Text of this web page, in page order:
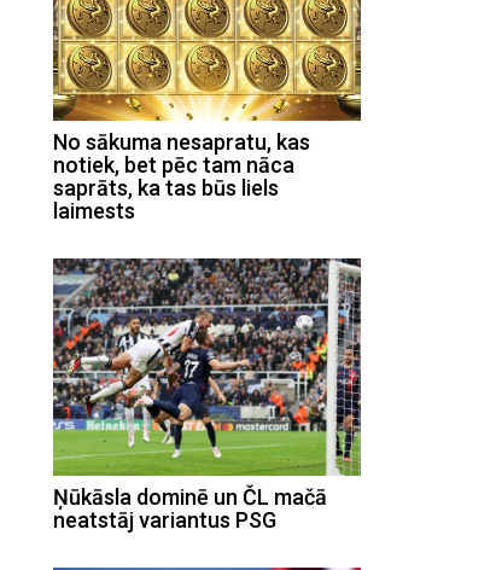
No sākuma nesapratu, kas
notiek, bet pēc tam nāca
saprāts, ka tas būs liels
laimests
Ņūkāsla dominē un ČL mačā
neatstāj variantus PSG